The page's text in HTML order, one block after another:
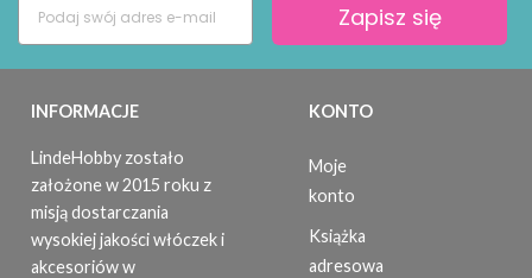
Zapisz się
INFORMACJE
LindeHobby zostało
założone w 2015 roku z
misją dostarczania
wysokiej jakości włóczek i
akcesoriów w
KONTO
Moje
konto
Książka
adresowa